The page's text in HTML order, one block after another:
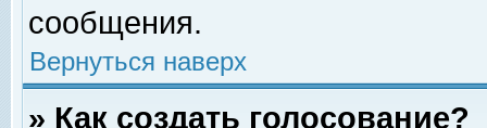
сообщения.
Вернуться наверх
» Как создать голосование?